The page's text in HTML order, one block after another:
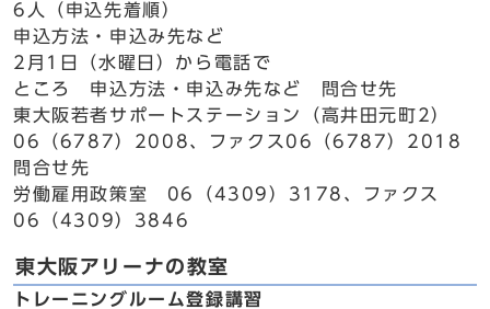
6人（申込先着順）
申込方法・申込み先など
2月1日（水曜日）から電話で
ところ 申込方法・申込み先など 問合せ先
東大阪若者サポートステーション（高井田元町2）
06（6787）2008、ファクス06（6787）2018
問合せ先
労働雇用政策室 06（4309）3178、ファクス
06（4309）3846
東大阪アリーナの教室
トレーニングルーム登録講習